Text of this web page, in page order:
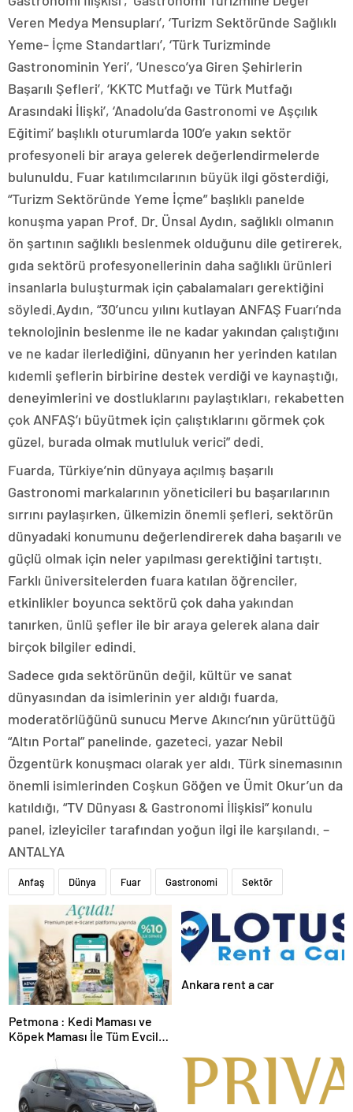
Veren Medya Mensupları’, ‘Turizm Sektöründe Sağlıklı
Yeme- İçme Standartları’, ‘Türk Turizminde
Gastronominin Yeri’, ‘Unesco’ya Giren Şehirlerin
Başarılı Şefleri’, ‘KKTC Mutfağı ve Türk Mutfağı
Arasındaki İlişki’, ‘Anadolu’da Gastronomi ve Aşçılık
Eğitimi’ başlıklı oturumlarda 100’e yakın sektör
profesyoneli bir araya gelerek değerlendirmelerde
bulunuldu. Fuar katılımcılarının büyük ilgi gösterdiği,
“Turizm Sektöründe Yeme İçme” başlıklı panelde
konuşma yapan Prof. Dr. Ünsal Aydın, sağlıklı olmanın
ön şartının sağlıklı beslenmek olduğunu dile getirerek,
gıda sektörü profesyonellerinin daha sağlıklı ürünleri
insanlarla buluşturmak için çabalamaları gerektiğini
söyledi.Aydın, “30’uncu yılını kutlayan ANFAŞ Fuarı’nda
teknolojinin beslenme ile ne kadar yakından çalıştığını
ve ne kadar ilerlediğini, dünyanın her yerinden katılan
kıdemli şeflerin birbirine destek verdiği ve kaynaştığı,
deneyimlerini ve dostluklarını paylaştıkları, rekabetten
çok ANFAŞ’ı büyütmek için çalıştıklarını görmek çok
güzel, burada olmak mutluluk verici” dedi.
Fuarda, Türkiye’nin dünyaya açılmış başarılı
Gastronomi markalarının yöneticileri bu başarılarının
sırrını paylaşırken, ülkemizin önemli şefleri, sektörün
dünyadaki konumunu değerlendirerek daha başarılı ve
güçlü olmak için neler yapılması gerektiğini tartıştı.
Farklı üniversitelerden fuara katılan öğrenciler,
etkinlikler boyunca sektörü çok daha yakından
tanırken, ünlü şefler ile bir araya gelerek alana dair
birçok bilgiler edindi.
Sadece gıda sektörünün değil, kültür ve sanat
dünyasından da isimlerinin yer aldığı fuarda,
moderatörlüğünü sunucu Merve Akıncı’nın yürüttüğü
“Altın Portal” panelinde, gazeteci, yazar Nebil
Özgentürk konuşmacı olarak yer aldı. Türk sinemasının
önemli isimlerinden Coşkun Göğen ve Ümit Okur’un da
katıldığı, “TV Dünyası & Gastronomi İlişkisi” konulu
panel, izleyiciler tarafından yoğun ilgi ile karşılandı. –
ANTALYA
Anfaş Dünya Fuar Gastronomi Sektör
Petmona : Kedi Maması ve
Köpek Maması İle Tüm Evcil
Ankara rent a car